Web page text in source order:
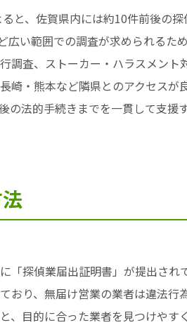
と、佐賀県内には約10件前後の
広い範囲での調査が求められる
調査、ストーカー・ハラスメン
崎・熊本など隣県とのアクセス
の法的手続きまでを一貫して支
「探偵業届出証明書」が提出さ
おり、無届け営業の業者は違法
、目的に合った業者を見つけや